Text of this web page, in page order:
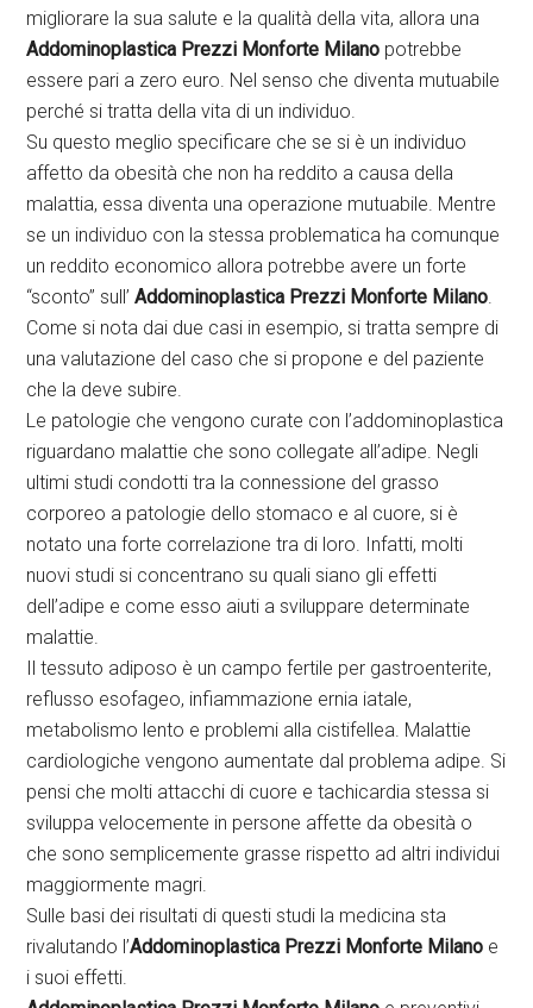
migliorare la sua salute e la qualità della vita, allora una
Addominoplastica Prezzi Monforte Milano potrebbe
essere pari a zero euro. Nel senso che diventa mutuabile
perché si tratta della vita di un individuo.
Su questo meglio specificare che se si è un individuo
affetto da obesità che non ha reddito a causa della
malattia, essa diventa una operazione mutuabile. Mentre
se un individuo con la stessa problematica ha comunque
un reddito economico allora potrebbe avere un forte
“sconto” sull’Addominoplastica Prezzi Monforte Milano.
Come si nota dai due casi in esempio, si tratta sempre di
una valutazione del caso che si propone e del paziente
che la deve subire.
Le patologie che vengono curate con l’addominoplastica
riguardano malattie che sono collegate all’adipe. Negli
ultimi studi condotti tra la connessione del grasso
corporeo a patologie dello stomaco e al cuore, si è
notato una forte correlazione tra di loro. Infatti, molti
nuovi studi si concentrano su quali siano gli effetti
dell’adipe e come esso aiuti a sviluppare determinate
malattie.
Il tessuto adiposo è un campo fertile per gastroenterite,
reflusso esofageo, infiammazione ernia iatale,
metabolismo lento e problemi alla cistifellea. Malattie
cardiologiche vengono aumentate dal problema adipe. Si
pensi che molti attacchi di cuore e tachicardia stessa si
sviluppa velocemente in persone affette da obesità o
che sono semplicemente grasse rispetto ad altri individui
maggiormente magri.
Sulle basi dei risultati di questi studi la medicina sta
rivalutando l’Addominoplastica Prezzi Monforte Milano e
i suoi effetti.